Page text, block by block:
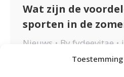
Wat zijn de
sporten in de
Nieuws By fydeevitae
Wat zijn de voordelen